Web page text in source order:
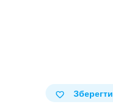
Зберегти